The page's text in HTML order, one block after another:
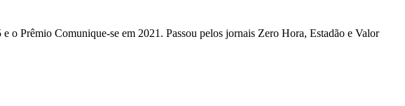
o Prêmio Comunique-se em 2021. Passou pelos jornais Zero Hora, Estadão e Valor